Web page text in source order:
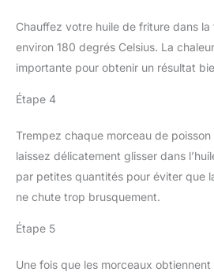
Chauffez votre huile de friture dans
environ 180 degrés Celsius. La
importante pour obtenir un résultat
Étape 4
Trempez chaque morceau de
laissez délicatement glisser dans
par petites quantités pour éviter que
ne chute trop brusquement.
Étape 5
Une fois que les morceaux obtiennent